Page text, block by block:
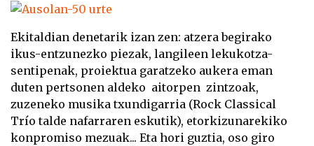
Ekitaldian denetarik izan zen: atzera begirako
ikus-entzunezko piezak, langileen lekukotza-
sentipenak, proiektua garatzeko aukera eman
duten pertsonen aldeko aitorpen zintzoak,
zuzeneko musika txundigarria (Rock Classical
Trío talde nafarraren eskutik), etorkizunarekiko
konpromiso mezuak... Eta hori guztia, oso giro